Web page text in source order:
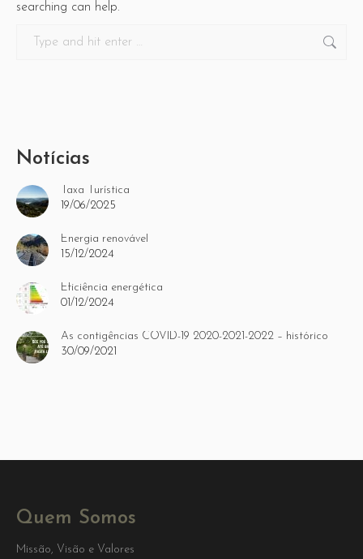
searching can help.
Search:
Notícias
Taxa Turística
19/06/2025
Energia renovável
15/12/2024
Eficiência energética
01/12/2024
As contigências COVID-19 2020-2021-2022 – histórico
30/09/2021
Quem Somos
Missão, Visão e Valores